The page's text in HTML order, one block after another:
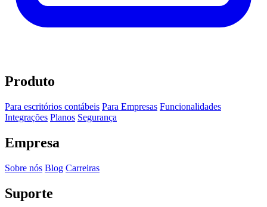
Produto
Para escritórios contábeis Para Empresas Funcionalidades
Integrações Planos Segurança
Empresa
Sobre nós Blog Carreiras
Suporte